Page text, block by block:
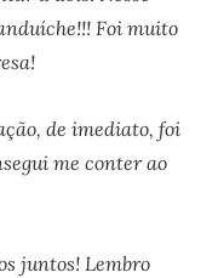
Foi muito
de imediato, foi
me conter ao
juntos! Lembro